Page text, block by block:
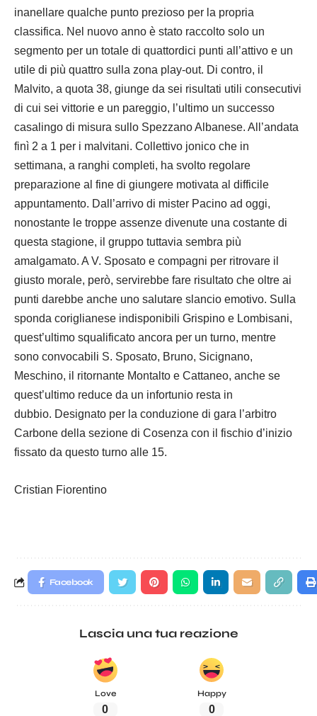
inanellare qualche punto prezioso per la propria
classifica. Nel nuovo anno è stato raccolto solo un
segmento per un totale di quattordici punti all’attivo e un
utile di più quattro sulla zona play-out. Di contro, il
Malvito, a quota 38, giunge da sei risultati utili consecutivi
di cui sei vittorie e un pareggio, l’ultimo un successo
casalingo di misura sullo Spezzano Albanese. All’andata
finì 2 a 1 per i malvitani. Collettivo jonico che in
settimana, a ranghi completi, ha svolto regolare
preparazione al fine di giungere motivata al difficile
appuntamento. Dall’arrivo di mister Pacino ad oggi,
nonostante le troppe assenze divenute una costante di
questa stagione, il gruppo tuttavia sembra più
amalgamato. A V. Sposato e compagni per ritrovare il
giusto morale, però, servirebbe fare risultato che oltre ai
punti darebbe anche uno salutare slancio emotivo. Sulla
sponda coriglianese indisponibili Grispino e Lombisani,
quest’ultimo squalificato ancora per un turno, mentre
sono convocabili S. Sposato, Bruno, Sicignano,
Meschino, il ritornante Montalto e Cattaneo, anche se
quest’ultimo reduce da un infortunio resta in
dubbio. Designato per la conduzione di gara l’arbitro
Carbone della sezione di Cosenza con il fischio d’inizio
fissato da questo turno alle 15.
Cristian Fiorentino
Facebook
Lascia una tua reazione
Love
0
Happy
0